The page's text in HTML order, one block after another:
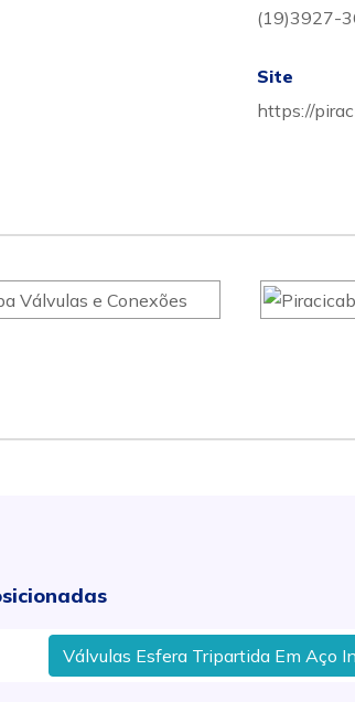
(19)3927-
Site
https://
Válvulas Esfera Tripartida Em Aço Inox